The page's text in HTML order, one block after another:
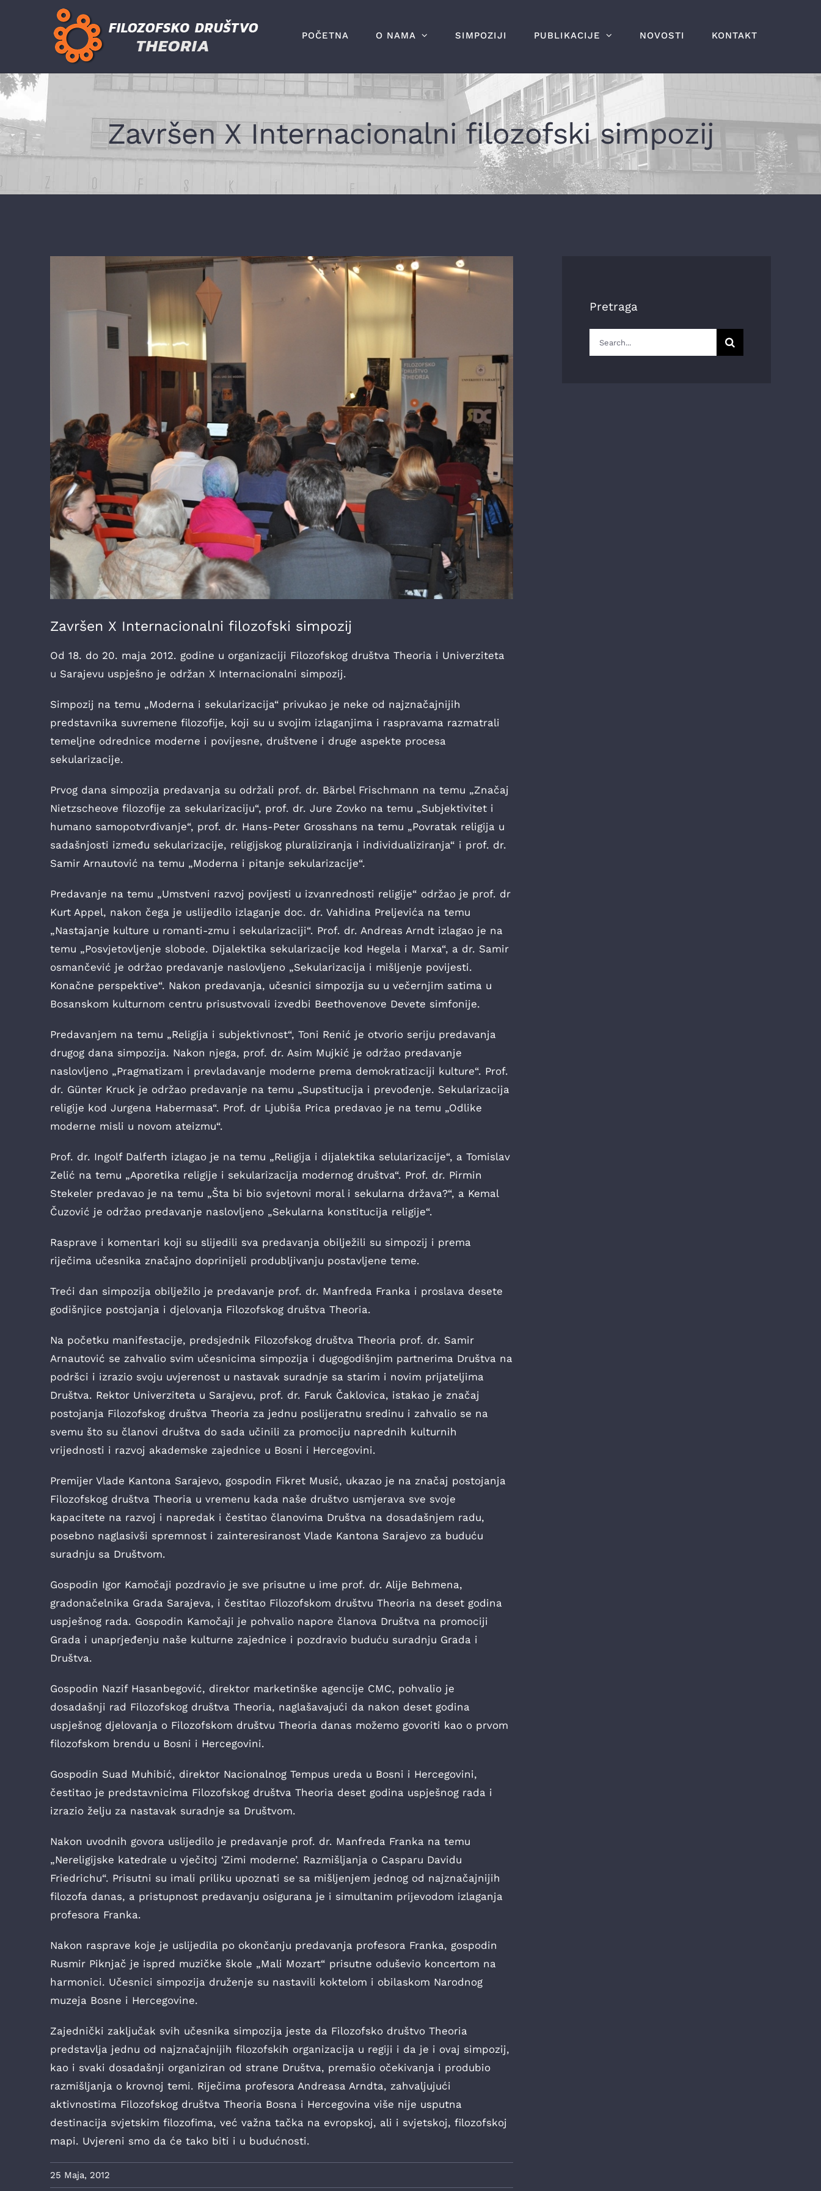
POČETNA O NAMA SIMPOZIJI PUBLIKACIJE NOVOSTI KONTAKT
Završen X Internacionalni filozofski simpozij
Završen X Internacionalni filozofski simpozij
Od 18. do 20. maja 2012. godine u organizaciji Filozofskog društva Theoria i Univerziteta
u Sarajevu uspješno je održan X Internacionalni simpozij.
Simpozij na temu „Moderna i sekularizacija“ privukao je neke od najznačajnijih
predstavnika suvremene filozofije, koji su u svojim izlaganjima i raspravama razmatrali
temeljne odrednice moderne i povijesne, društvene i druge aspekte procesa
sekularizacije.
Prvog dana simpozija predavanja su održali prof. dr. Bärbel Frischmann na temu „Značaj
Nietzscheove filozofije za sekularizaciju“, prof. dr. Jure Zovko na temu „Subjektivitet i
humano samopotvrđivanje“, prof. dr. Hans-Peter Grosshans na temu „Povratak religija u
sadašnjosti između sekularizacije, religijskog pluraliziranja i individualiziranja“ i prof. dr.
Samir Arnautović na temu „Moderna i pitanje sekularizacije“.
Predavanje na temu „Umstveni razvoj povijesti u izvanrednosti religije“ održao je prof. dr
Kurt Appel, nakon čega je uslijedilo izlaganje doc. dr. Vahidina Preljevića na temu
„Nastajanje kulture u romanti-zmu i sekularizaciji“. Prof. dr. Andreas Arndt izlagao je na
temu „Posvjetovljenje slobode. Dijalektika sekularizacije kod Hegela i Marxa“, a dr. Samir
osmančević je održao predavanje naslovljeno „Sekularizacija i mišljenje povijesti.
Konačne perspektive“. Nakon predavanja, učesnici simpozija su u večernjim satima u
Bosanskom kulturnom centru prisustvovali izvedbi Beethovenove Devete simfonije.
Predavanjem na temu „Religija i subjektivnost“, Toni Renić je otvorio seriju predavanja
drugog dana simpozija. Nakon njega, prof. dr. Asim Mujkić je održao predavanje
naslovljeno „Pragmatizam i prevladavanje moderne prema demokratizaciji kulture“. Prof.
dr. Günter Kruck je održao predavanje na temu „Supstitucija i prevođenje. Sekularizacija
religije kod Jurgena Habermasa“. Prof. dr Ljubiša Prica predavao je na temu „Odlike
moderne misli u novom ateizmu“.
Prof. dr. Ingolf Dalferth izlagao je na temu „Religija i dijalektika selularizacije“, a Tomislav
Zelić na temu „Aporetika religije i sekularizacija modernog društva“. Prof. dr. Pirmin
Stekeler predavao je na temu „Šta bi bio svjetovni moral i sekularna država?“, a Kemal
Čuzović je održao predavanje naslovljeno „Sekularna konstitucija religije“.
Rasprave i komentari koji su slijedili sva predavanja obilježili su simpozij i prema
riječima učesnika značajno doprinijeli produbljivanju postavljene teme.
Treći dan simpozija obilježilo je predavanje prof. dr. Manfreda Franka i proslava desete
godišnjice postojanja i djelovanja Filozofskog društva Theoria.
Na početku manifestacije, predsjednik Filozofskog društva Theoria prof. dr. Samir
Arnautović se zahvalio svim učesnicima simpozija i dugogodišnjim partnerima Društva na
podršci i izrazio svoju uvjerenost u nastavak suradnje sa starim i novim prijateljima
Društva. Rektor Univerziteta u Sarajevu, prof. dr. Faruk Čaklovica, istakao je značaj
postojanja Filozofskog društva Theoria za jednu poslijeratnu sredinu i zahvalio se na
svemu što su članovi društva do sada učinili za promociju naprednih kulturnih
vrijednosti i razvoj akademske zajednice u Bosni i Hercegovini.
Premijer Vlade Kantona Sarajevo, gospodin Fikret Musić, ukazao je na značaj postojanja
Filozofskog društva Theoria u vremenu kada naše društvo usmjerava sve svoje
kapacitete na razvoj i napredak i čestitao članovima Društva na dosadašnjem radu,
posebno naglasivši spremnost i zainteresiranost Vlade Kantona Sarajevo za buduću
suradnju sa Društvom.
Gospodin Igor Kamočaji pozdravio je sve prisutne u ime prof. dr. Alije Behmena,
gradonačelnika Grada Sarajeva, i čestitao Filozofskom društvu Theoria na deset godina
uspješnog rada. Gospodin Kamočaji je pohvalio napore članova Društva na promociji
Grada i unaprjeđenju naše kulturne zajednice i pozdravio buduću suradnju Grada i
Društva.
Gospodin Nazif Hasanbegović, direktor marketinške agencije CMC, pohvalio je
dosadašnji rad Filozofskog društva Theoria, naglašavajući da nakon deset godina
uspješnog djelovanja o Filozofskom društvu Theoria danas možemo govoriti kao o prvom
filozofskom brendu u Bosni i Hercegovini.
Gospodin Suad Muhibić, direktor Nacionalnog Tempus ureda u Bosni i Hercegovini,
čestitao je predstavnicima Filozofskog društva Theoria deset godina uspješnog rada i
izrazio želju za nastavak suradnje sa Društvom.
Nakon uvodnih govora uslijedilo je predavanje prof. dr. Manfreda Franka na temu
„Nereligijske katedrale u vječitoj ‘Zimi moderne’. Razmišljanja o Casparu Davidu
Friedrichu“. Prisutni su imali priliku upoznati se sa mišljenjem jednog od najznačajnijih
filozofa danas, a pristupnost predavanju osigurana je i simultanim prijevodom izlaganja
profesora Franka.
Nakon rasprave koje je uslijedila po okončanju predavanja profesora Franka, gospodin
Rusmir Piknjač je ispred muzičke škole „Mali Mozart“ prisutne oduševio koncertom na
harmonici. Učesnici simpozija druženje su nastavili koktelom i obilaskom Narodnog
muzeja Bosne i Hercegovine.
Zajednički zaključak svih učesnika simpozija jeste da Filozofsko društvo Theoria
predstavlja jednu od najznačajnijih filozofskih organizacija u regiji i da je i ovaj simpozij,
kao i svaki dosadašnji organiziran od strane Društva, premašio očekivanja i produbio
razmišljanja o krovnoj temi. Riječima profesora Andreasa Arndta, zahvaljujući
aktivnostima Filozofskog društva Theoria Bosna i Hercegovina više nije usputna
destinacija svjetskim filozofima, već važna tačka na evropskoj, ali i svjetskoj, filozofskoj
mapi. Uvjereni smo da će tako biti i u budućnosti.
25 Maja, 2012
Pretraga
Search
for: